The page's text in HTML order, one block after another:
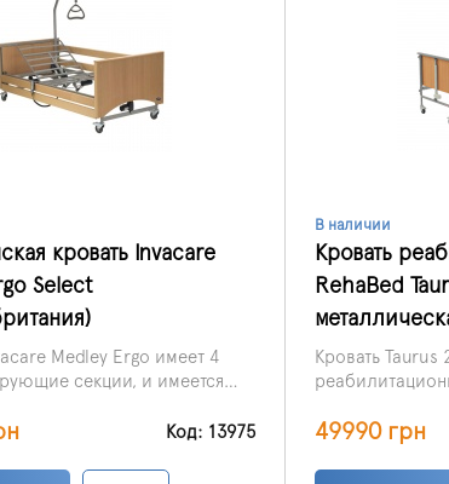
кровать Invacare
Select
Medley Ergo имеет 4
секции, и имеется
и ножного отдела.Код: 13975
В наличии
Кровать
RehaBed
Кровать
комфорт и
49990 грн